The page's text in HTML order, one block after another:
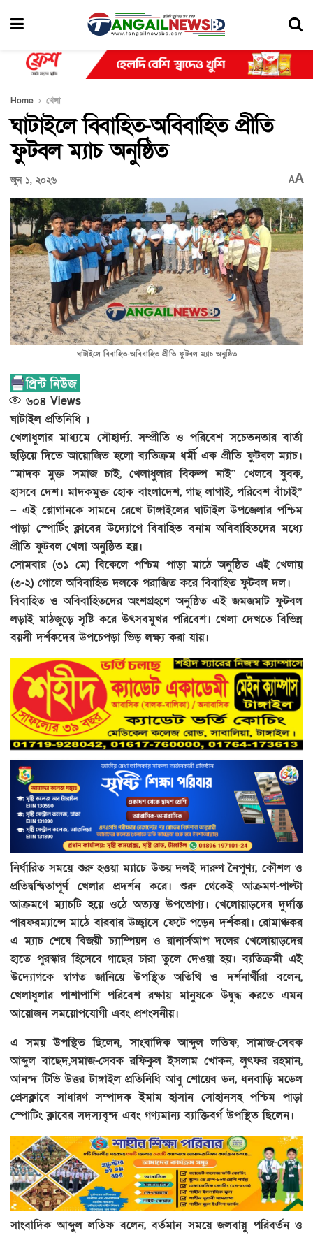
Home খেলা
ঘাটাইলে বিবাহিত-অবিবাহিত প্রীতি
ফুটবল ম্যাচ অনুষ্ঠিত
জুন ১, ২০২৬ AA
ঘাটাইলে বিবাহিত-অবিবাহিত প্রীতি ফুটবল ম্যাচ অনুষ্ঠিত
৬০৪ Views
ঘাটাইল প্রতিনিধি ॥
খেলাধুলার মাধ্যমে সৌহার্দ্য, সম্প্রীতি ও পরিবেশ সচেতনতার বার্তা
ছড়িয়ে দিতে আয়োজিত হলো ব্যতিক্রম ধর্মী এক প্রীতি ফুটবল ম্যাচ।
“মাদক মুক্ত সমাজ চাই, খেলাধুলার বিকল্প নাই” খেলবে যুবক,
হাসবে দেশ। মাদকমুক্ত হোক বাংলাদেশ, গাছ লাগাই, পরিবেশ বাঁচাই”
– এই শ্লোগানকে সামনে রেখে টাঙ্গাইলের ঘাটাইল উপজেলার পশ্চিম
পাড়া স্পোর্টিং ক্লাবের উদ্যোগে বিবাহিত বনাম অবিবাহিতদের মধ্যে
প্রীতি ফুটবল খেলা অনুষ্ঠিত হয়।
সোমবার (৩১ মে) বিকেলে পশ্চিম পাড়া মাঠে অনুষ্ঠিত এই খেলায়
(৩-২) গোলে অবিবাহিত দলকে পরাজিত করে বিবাহিত ফুটবল দল।
বিবাহিত ও অবিবাহিতদের অংশগ্রহণে অনুষ্ঠিত এই জমজমাট ফুটবল
লড়াই মাঠজুড়ে সৃষ্টি করে উৎসবমুখর পরিবেশ। খেলা দেখতে বিভিন্ন
বয়সী দর্শকদের উপচেপড়া ভিড় লক্ষ্য করা যায়।
নির্ধারিত সময়ে শুরু হওয়া ম্যাচে উভয় দলই দারুণ নৈপুণ্য, কৌশল ও
প্রতিদ্বন্দ্বিতাপূর্ণ খেলার প্রদর্শন করে। শুরু থেকেই আক্রমণ-পাল্টা
আক্রমণে ম্যাচটি হয়ে ওঠে অত্যন্ত উপভোগ্য। খেলোয়াড়দের দুর্দান্ত
পারফরম্যান্সে মাঠে বারবার উচ্ছ্বাসে ফেটে পড়েন দর্শকরা। রোমাঞ্চকর
এ ম্যাচ শেষে বিজয়ী চ্যাম্পিয়ন ও রানার্সআপ দলের খেলোয়াড়দের
হাতে পুরস্কার হিসেবে গাছের চারা তুলে দেওয়া হয়। ব্যতিক্রমী এই
উদ্যোগকে স্বাগত জানিয়ে উপস্থিত অতিথি ও দর্শনার্থীরা বলেন,
খেলাধুলার পাশাপাশি পরিবেশ রক্ষায় মানুষকে উদ্বুদ্ধ করতে এমন
আয়োজন সময়োপযোগী এবং প্রশংসনীয়।
এ সময় উপস্থিত ছিলেন, সাংবাদিক আব্দুল লতিফ, সামাজ-সেবক
আব্দুল বাছেদ,সমাজ-সেবক রফিকুল ইসলাম খোকন, লুৎফর রহমান,
আনন্দ টিভি উত্তর টাঙ্গাইল প্রতিনিধি আবু শোয়েব ডন, ধনবাড়ি মডেল
প্রেসক্লাবে সাধারণ সম্পাদক ইমাম হাসান সোহানসহ পশ্চিম পাড়া
স্পোটিং ক্লাবের সদস্যবৃন্দ এবং গণ্যমান্য ব্যাক্তিবর্গ উপস্থিত ছিলেন।
সাংবাদিক আব্দুল লতিফ বলেন, বর্তমান সময়ে জলবায়ু পরিবর্তন ও